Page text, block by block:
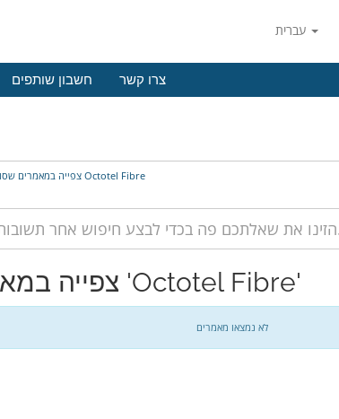
חשבון שותפים צרו קשר
צפייה במאמרים שסומנו Octotel Fibre
צפייה במאמרים שסומנו 'Octotel Fibre'
לא נמצאו מאמרים